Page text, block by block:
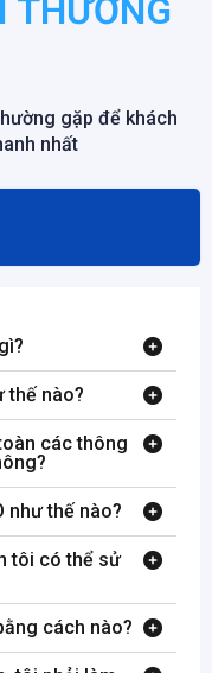
THƯỜNG
gặp để khách
nhất
thế nào?
các thông
như thế nào?
tôi có thể sử
cách nào?